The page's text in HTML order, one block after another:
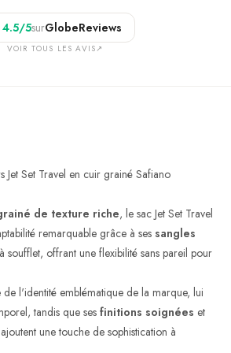
4.5/5surGlobeReviews
VOIR TOUS LES AVIS↗
Jet Set Travel en cuir grainé Safiano
de texture riche, le sac Jet Set Travel
remarquable grâce à ses sangles
soufflet, offrant une flexibilité sans pareil pour
de l'identité emblématique de la marque, lui
tandis que ses finitions soignées et
une touche de sophistication à